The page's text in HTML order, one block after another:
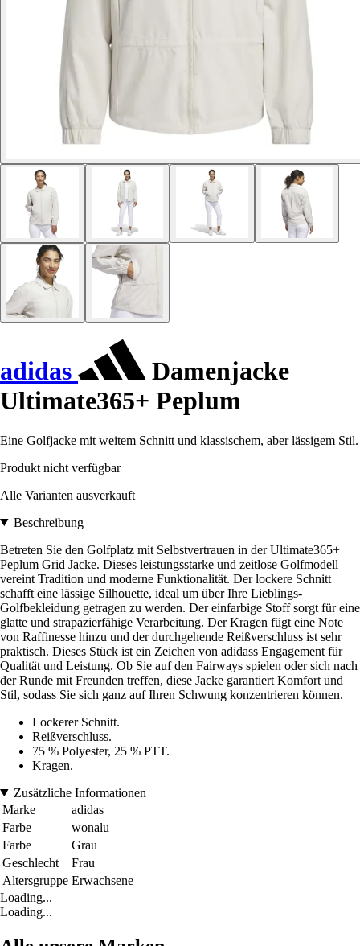
adidas
Damenjacke
Ultimate365+ Peplum
Eine Golfjacke mit weitem Schnitt und klassischem, aber lässigem Stil.
Produkt nicht verfügbar
Alle Varianten ausverkauft
Beschreibung
Betreten Sie den Golfplatz mit Selbstvertrauen in der Ultimate365+
Peplum Grid Jacke. Dieses leistungsstarke und zeitlose Golfmodell
vereint Tradition und moderne Funktionalität. Der lockere Schnitt
schafft eine lässige Silhouette, ideal um über Ihre Lieblings-
Golfbekleidung getragen zu werden. Der einfarbige Stoff sorgt für eine
glatte und strapazierfähige Verarbeitung. Der Kragen fügt eine Note
von Raffinesse hinzu und der durchgehende Reißverschluss ist sehr
praktisch. Dieses Stück ist ein Zeichen von adidass Engagement für
Qualität und Leistung. Ob Sie auf den Fairways spielen oder sich nach
der Runde mit Freunden treffen, diese Jacke garantiert Komfort und
Stil, sodass Sie sich ganz auf Ihren Schwung konzentrieren können.
Lockerer Schnitt.
Reißverschluss.
75 % Polyester, 25 % PTT.
Kragen.
Zusätzliche Informationen
Marke
adidas
Farbe
wonalu
Farbe
Grau
Geschlecht
Frau
Altersgruppe Erwachsene
Loading...
Loading...